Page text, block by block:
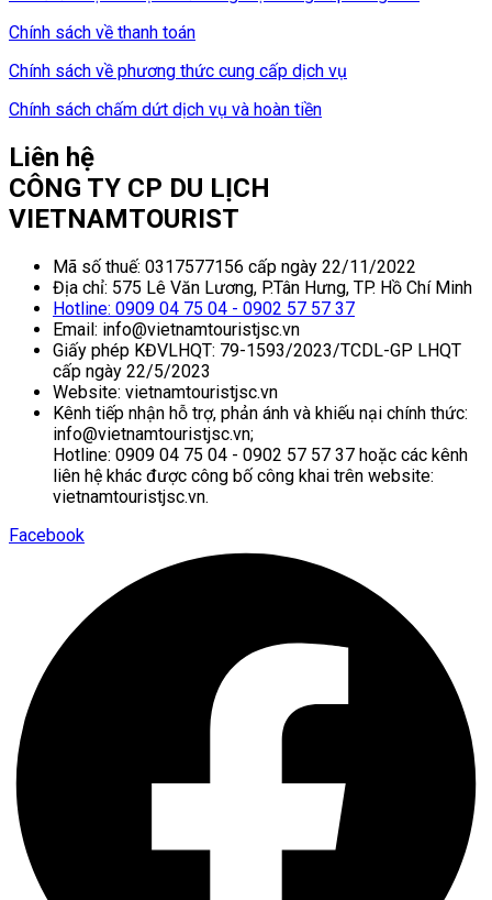
Chính sách về thanh toán
Chính sách về phương thức cung cấp dịch vụ
Chính sách chấm dứt dịch vụ và hoàn tiền
Liên hệ
CÔNG TY CP DU LỊCH
VIETNAMTOURIST
Mã số thuế: 0317577156 cấp ngày 22/11/2022
Địa chỉ: 575 Lê Văn Lương, P.Tân Hưng, TP. Hồ Chí Minh
Hotline: 0909 04 75 04 - 0902 57 57 37
Email: info@vietnamtouristjsc.vn
Giấy phép KĐVLHQT: 79-1593/2023/TCDL-GP LHQT
cấp ngày 22/5/2023
Website: vietnamtouristjsc.vn
Kênh tiếp nhận hỗ trợ, phản ánh và khiếu nại chính thức:
info@vietnamtouristjsc.vn;
Hotline: 0909 04 75 04 - 0902 57 57 37 hoặc các kênh
liên hệ khác được công bố công khai trên website:
vietnamtouristjsc.vn.
Facebook